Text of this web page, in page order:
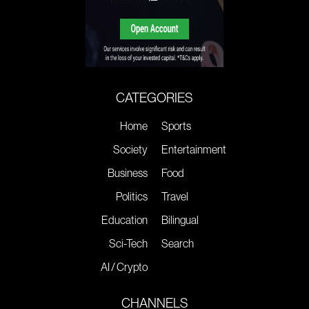
CATEGORIES
Home
Society
Business
Politics
Education
Sci-Tech
AI / Crypto
Sports
Entertainment
Food
Travel
Bilingual
Search
CHANNELS